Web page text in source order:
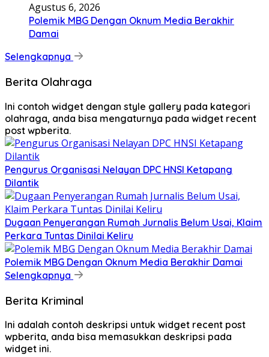
Agustus 6, 2026
Polemik MBG Dengan Oknum Media Berakhir
Damai
Selengkapnya
Berita Olahraga
Ini contoh widget dengan style gallery pada kategori
olahraga, anda bisa mengaturnya pada widget recent
post wpberita.
Pengurus Organisasi Nelayan DPC HNSI Ketapang
Dilantik
Dugaan Penyerangan Rumah Jurnalis Belum Usai, Klaim
Perkara Tuntas Dinilai Keliru
Polemik MBG Dengan Oknum Media Berakhir Damai
Selengkapnya
Berita Kriminal
Ini adalah contoh deskripsi untuk widget recent post
wpberita, anda bisa memasukkan deskripsi pada
widget ini.